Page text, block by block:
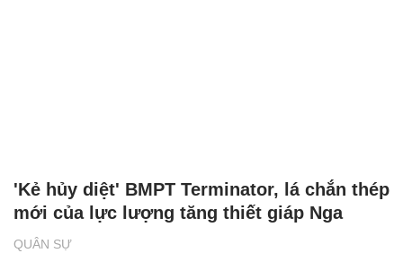
QUÂN SỰ
'Kẻ hủy diệt' BMPT Terminator, lá chắn thép
mới của lực lượng tăng thiết giáp Nga